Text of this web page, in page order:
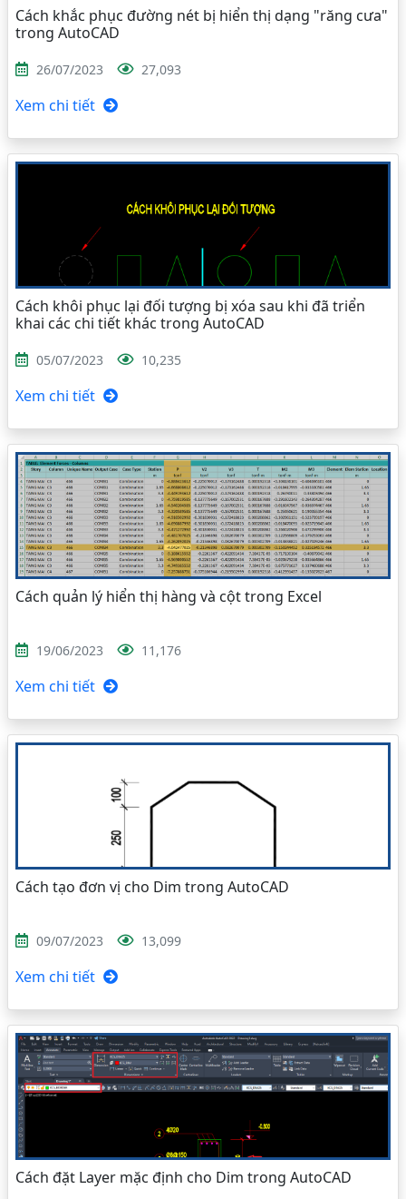
Cách khắc phục đường nét bị hiển thị dạng "răng cưa"
trong AutoCAD
26/07/2023 27,093
Xem chi tiết
Cách khôi phục lại đối tượng bị xóa sau khi đã triển
khai các chi tiết khác trong AutoCAD
05/07/2023 10,235
Xem chi tiết
Cách quản lý hiển thị hàng và cột trong Excel
19/06/2023 11,176
Xem chi tiết
Cách tạo đơn vị cho Dim trong AutoCAD
09/07/2023 13,099
Xem chi tiết
Cách đặt Layer mặc định cho Dim trong AutoCAD